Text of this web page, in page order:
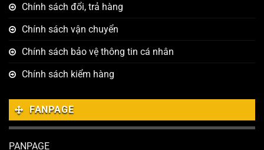
Chính sách đổi, trả hàng
Chính sách vận chuyển
Chính sách bảo vệ thông tin cá nhân
Chính sách kiểm hàng
FANPAGE
PANPAGE